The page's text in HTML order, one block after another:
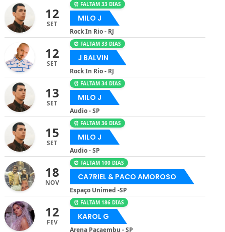
12
SET
⏰ FALTAM 33 DIAS
MILO J
Rock In Rio - RJ
12
SET
⏰ FALTAM 33 DIAS
J BALVIN
Rock In Rio - RJ
13
SET
⏰ FALTAM 34 DIAS
MILO J
Audio - SP
15
SET
⏰ FALTAM 36 DIAS
MILO J
Audio - SP
18
NOV
⏰ FALTAM 100 DIAS
CA7RIEL & PACO AMOROSO
Espaço Unimed -SP
12
FEV
⏰ FALTAM 186 DIAS
KAROL G
Arena Pacaembu - SP